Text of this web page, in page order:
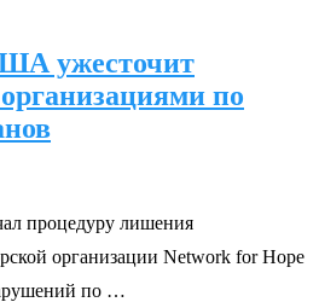
ужесточит
по
процедуру лишения
организации Network for Hope
по …